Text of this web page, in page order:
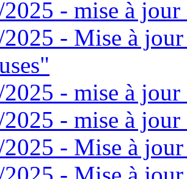
- mise à jour
- Mise à jour
- mise à jour
- mise à jour
- Mise à